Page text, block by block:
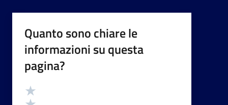
Quanto sono chiare le
informazioni su questa
pagina?
Valutazione